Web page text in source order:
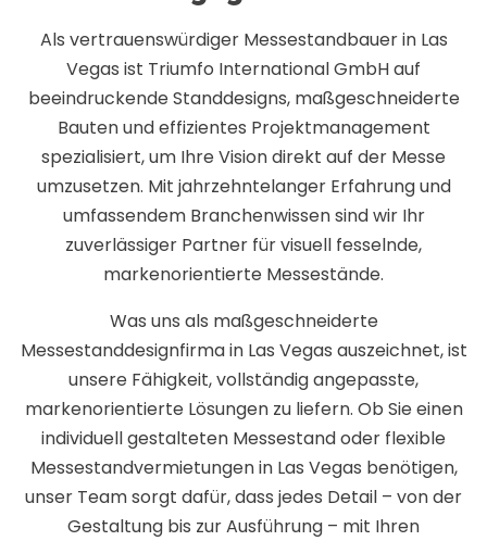
Als vertrauenswürdiger Messestandbauer in Las
Vegas ist Triumfo International GmbH auf
beeindruckende Standdesigns, maßgeschneiderte
Bauten und effizientes Projektmanagement
spezialisiert, um Ihre Vision direkt auf der Messe
umzusetzen. Mit jahrzehntelanger Erfahrung und
umfassendem Branchenwissen sind wir Ihr
zuverlässiger Partner für visuell fesselnde,
markenorientierte Messestände.
Was uns als maßgeschneiderte
Messestanddesignfirma in Las Vegas auszeichnet, ist
unsere Fähigkeit, vollständig angepasste,
markenorientierte Lösungen zu liefern. Ob Sie einen
individuell gestalteten Messestand oder flexible
Messestandvermietungen in Las Vegas benötigen,
unser Team sorgt dafür, dass jedes Detail – von der
Gestaltung bis zur Ausführung – mit Ihren